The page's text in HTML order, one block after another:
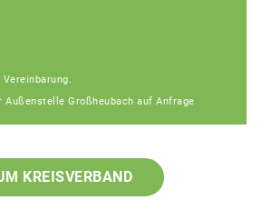
Außenstelle Großheubach auf Anfrage
KREISVERBAND